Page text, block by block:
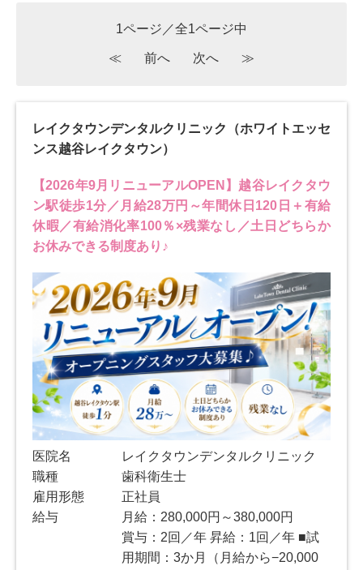
1ページ／全1ページ中
≪ 前へ 次へ ≫
レイクタウンデンタルクリニック（ホワイトエッセ
ンス越谷レイクタウン）
【2026年9月リニューアルOPEN】越谷レイクタウ
ン駅徒歩1分／月給28万円～年間休日120日＋有給
休暇／有給消化率100％×残業なし／土日どちらか
お休みできる制度あり♪
医院名
レイクタウンデンタルクリニック
職種
歯科衛生士
雇用形態
正社員
給与
月給：280,000円～380,000円
賞与：2回／年 昇給：1回／年 ■試
用期間：3か月（月給から−20,000